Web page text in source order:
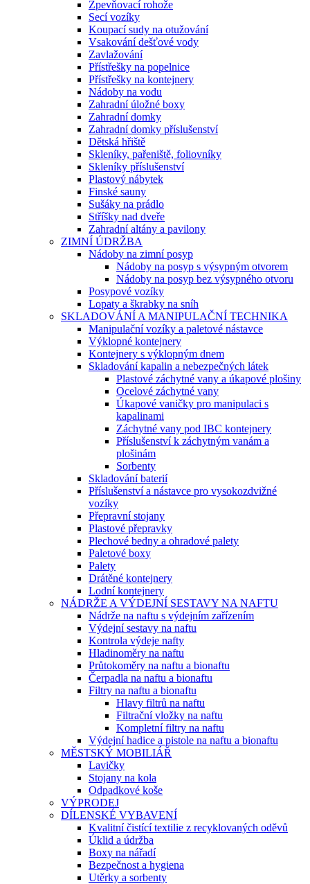
Zpevňovací rohože
Secí vozíky
Koupací sudy na otužování
Vsakování dešťové vody
Zavlažování
Přístřešky na popelnice
Přístřešky na kontejnery
Nádoby na vodu
Zahradní úložné boxy
Zahradní domky
Zahradní domky příslušenství
Dětská hřiště
Skleníky, pařeniště, foliovníky
Skleníky příslušenství
Plastový nábytek
Finské sauny
Sušáky na prádlo
Stříšky nad dveře
Zahradní altány a pavilony
ZIMNÍ ÚDRŽBA
Nádoby na zimní posyp
Nádoby na posyp s výsypným otvorem
Nádoby na posyp bez výsypného otvoru
Posypové vozíky
Lopaty a škrabky na sníh
SKLADOVÁNÍ A MANIPULAČNÍ TECHNIKA
Manipulační vozíky a paletové nástavce
Výklopné kontejnery
Kontejnery s výklopným dnem
Skladování kapalin a nebezpečných látek
Plastové záchytné vany a úkapové plošiny
Ocelové záchytné vany
Úkapové vaničky pro manipulaci s
kapalinami
Záchytné vany pod IBC kontejnery
Příslušenství k záchytným vanám a
plošinám
Sorbenty
Skladování baterií
Příslušenství a nástavce pro vysokozdvižné
vozíky
Přepravní stojany
Plastové přepravky
Plechové bedny a ohradové palety
Paletové boxy
Palety
Drátěné kontejnery
Lodní kontejnery
NÁDRŽE A VÝDEJNÍ SESTAVY NA NAFTU
Nádrže na naftu s výdejním zařízením
Výdejní sestavy na naftu
Kontrola výdeje nafty
Hladinoměry na naftu
Průtokoměry na naftu a bionaftu
Čerpadla na naftu a bionaftu
Filtry na naftu a bionaftu
Hlavy filtrů na naftu
Filtrační vložky na naftu
Kompletní filtry na naftu
Výdejní hadice a pistole na naftu a bionaftu
MĚSTSKÝ MOBILIÁŘ
Lavičky
Stojany na kola
Odpadkové koše
VÝPRODEJ
DÍLENSKÉ VYBAVENÍ
Kvalitní čistící textilie z recyklovaných oděvů
Úklid a údržba
Boxy na nářadí
Bezpečnost a hygiena
Utěrky a sorbenty